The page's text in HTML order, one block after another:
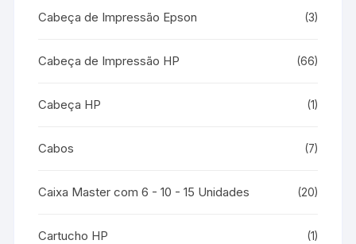
Cabeça de Impressão Epson (3)
Cabeça de Impressão HP (66)
Cabeça HP (1)
Cabos (7)
Caixa Master com 6 - 10 - 15 Unidades (20)
Cartucho HP (1)